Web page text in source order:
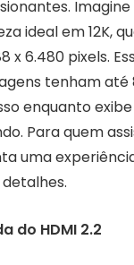
ideal em 12K,
x 6.480 pixels.
tenham até
enquanto exibe
Para quem
uma
do HDMI 2.2